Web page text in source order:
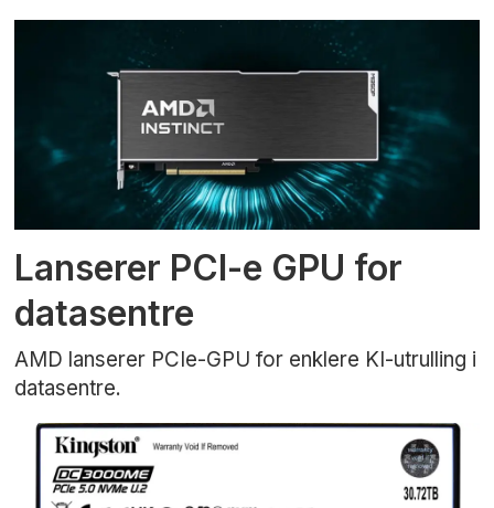
Lanserer PCI-e GPU for
datasentre
AMD lanserer PCIe-GPU for enklere KI-utrulling i
datasentre.